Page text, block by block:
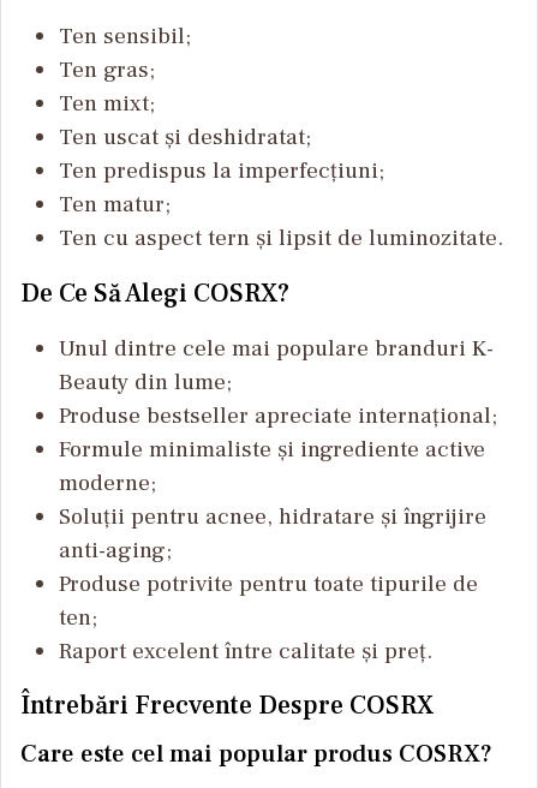
Ten sensibil;
Ten gras;
Ten mixt;
Ten uscat și deshidratat;
Ten predispus la imperfecțiuni;
Ten matur;
Ten cu aspect tern și lipsit de luminozitate.
De Ce Să Alegi COSRX?
Unul dintre cele mai populare branduri K-
Beauty din lume;
Produse bestseller apreciate internațional;
Formule minimaliste și ingrediente active
moderne;
Soluții pentru acnee, hidratare și îngrijire
anti-aging;
Produse potrivite pentru toate tipurile de
ten;
Raport excelent între calitate și preț.
Întrebări Frecvente Despre COSRX
Care este cel mai popular produs COSRX?